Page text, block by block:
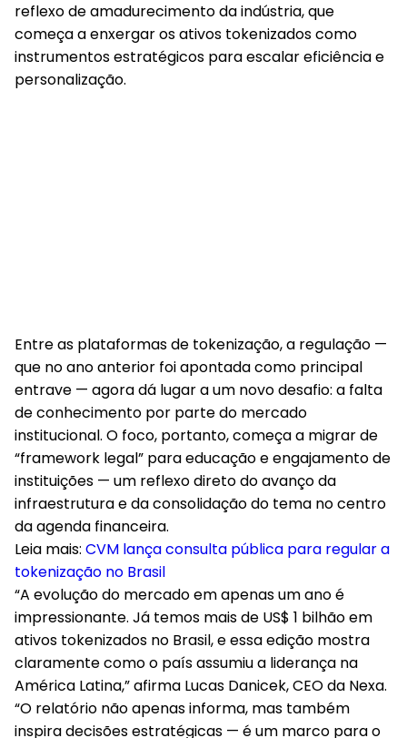
reflexo de amadurecimento da indústria, que
começa a enxergar os ativos tokenizados como
instrumentos estratégicos para escalar eficiência e
personalização.
Entre as plataformas de tokenização, a regulação —
que no ano anterior foi apontada como principal
entrave — agora dá lugar a um novo desafio: a falta
de conhecimento por parte do mercado
institucional. O foco, portanto, começa a migrar de
“framework legal” para educação e engajamento de
instituições — um reflexo direto do avanço da
infraestrutura e da consolidação do tema no centro
da agenda financeira.
Leia mais: CVM lança consulta pública para regular a
tokenização no Brasil
“A evolução do mercado em apenas um ano é
impressionante. Já temos mais de US$ 1 bilhão em
ativos tokenizados no Brasil, e essa edição mostra
claramente como o país assumiu a liderança na
América Latina,” afirma Lucas Danicek, CEO da Nexa.
“O relatório não apenas informa, mas também
inspira decisões estratégicas — é um marco para o